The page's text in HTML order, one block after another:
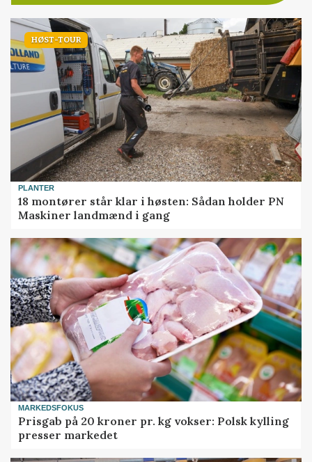
HØST-TOUR
PLANTER
18 montører står klar i høsten: Sådan holder PN
Maskiner landmænd i gang
MARKEDSFOKUS
Prisgab på 20 kroner pr. kg vokser: Polsk kylling
presser markedet